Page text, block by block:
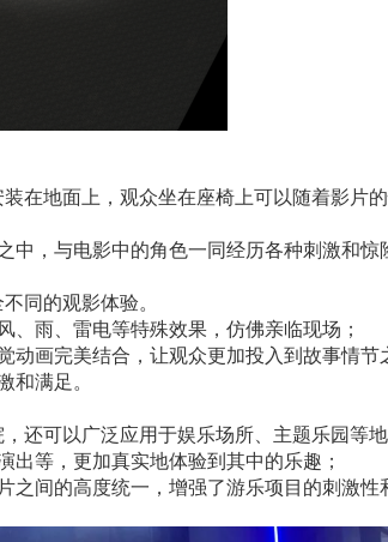
在地面上，观众坐在座椅上可以随着影片
，与电影中的角色一同经历各种刺激和惊
同的观影体验。
雨、雷电等特殊效果，仿佛亲临现场；
画完美结合，让观众更加投入到故事情节
和满足。
还可以广泛应用于娱乐场所、主题乐园等地
等，更加真实地体验到其中的乐趣；
间的高度统一，增强了游乐项目的刺激性